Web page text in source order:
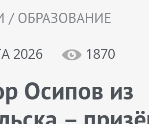
/ ОБРАЗОВАНИЕ
2026
1870
Осипов из